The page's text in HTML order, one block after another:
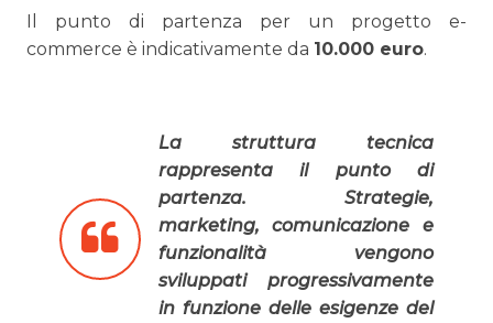
Il punto di partenza per un progetto e-
commerce è indicativamente da 10.000 euro.
La struttura tecnica
rappresenta il punto di
partenza. Strategie,
marketing, comunicazione e
funzionalità vengono
sviluppati progressivamente
in funzione delle esigenze del